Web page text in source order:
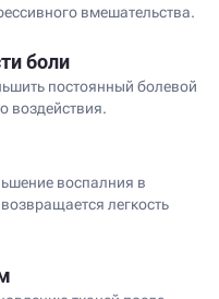
вмешательства.
боли
постоянный болевой
воздействия.
воспалния в
легкость